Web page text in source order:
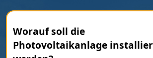
Worauf soll die
Photovoltaikanlage